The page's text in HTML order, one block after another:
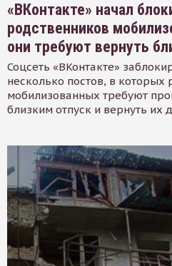
«ВКонтакте» начал
родственников
они требуют вернуть
Соцсеть «ВКонтакте»
несколько постов, в которых
мобилизованных требуют
близким отпуск и вернуть их